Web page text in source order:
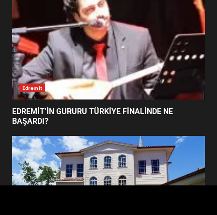
5
BURHANİYE SATRANÇ
TURNUVASI KAYITLARI NEYİ
DEĞİŞTİRİYOR?
BURHANİYE BELEDİYESPOR’DA
YENİ YÖNETİM NASIL
7
BURHANİYE’DE FEN İŞLERİNDEN
DEV HAREKET: NELER
YAPILIYOR?
Edremit
EDREMİT’İN GURURU TÜRKİYE FİNALİNDE NE
BAŞARDI?